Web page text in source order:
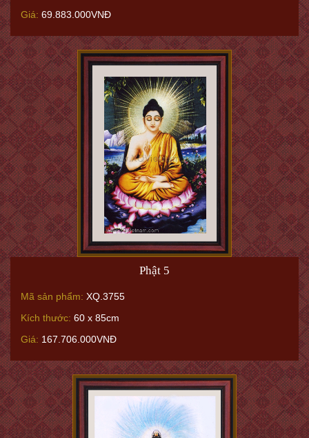
Giá: 69.883.000VNĐ
Phật 5
Mã sản phẩm: XQ.3755
Kích thước: 60 x 85cm
Giá: 167.706.000VNĐ